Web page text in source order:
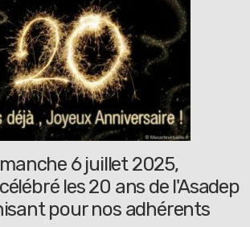
6 juillet 2025,
les 20 ans de l'Asadep
pour nos adhérents